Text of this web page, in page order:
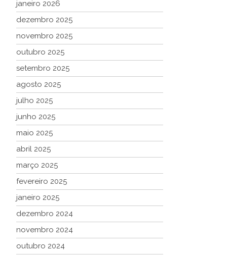
janeiro 2026
dezembro 2025
novembro 2025
outubro 2025
setembro 2025
agosto 2025
julho 2025
junho 2025
maio 2025
abril 2025
março 2025
fevereiro 2025
janeiro 2025
dezembro 2024
novembro 2024
outubro 2024